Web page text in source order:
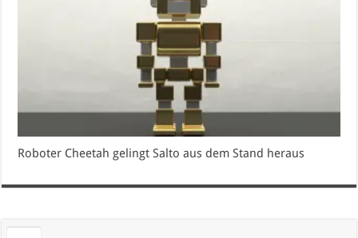
Roboter Cheetah gelingt Salto aus dem Stand heraus